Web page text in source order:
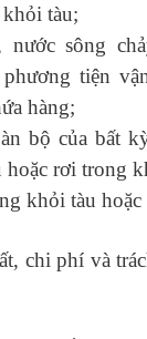
tàu;
nước sông
tiện
hàng;
bộ của bất
rơi trong
khỏi tàu hoặc
chi phí và